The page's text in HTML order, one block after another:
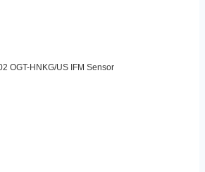
OGT-HNKG/US IFM Sensor